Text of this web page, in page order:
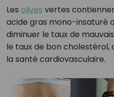
Les olives vertes
acide gras mono-insaturé
diminuer le taux de
le taux de bon cholestérol,
la santé cardiovasculaire.